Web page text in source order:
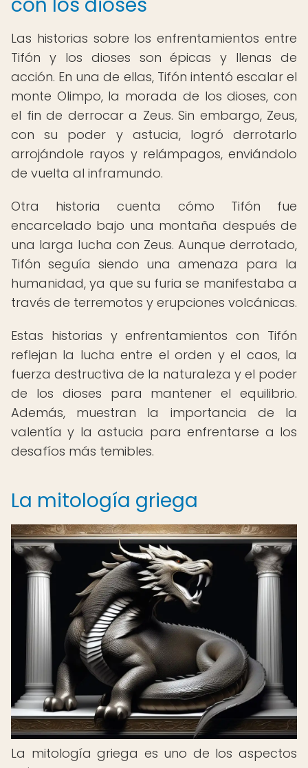
Las historias sobre los enfrentamientos entre
Tifón y los dioses son épicas y llenas de
acción. En una de ellas, Tifón intentó escalar el
monte Olimpo, la morada de los dioses, con
el fin de derrocar a Zeus. Sin embargo, Zeus,
con su poder y astucia, logró derrotarlo
arrojándole rayos y relámpagos, enviándolo
de vuelta al inframundo.
Otra historia cuenta cómo Tifón fue
encarcelado bajo una montaña después de
una larga lucha con Zeus. Aunque derrotado,
Tifón seguía siendo una amenaza para la
humanidad, ya que su furia se manifestaba a
través de terremotos y erupciones volcánicas.
Estas historias y enfrentamientos con Tifón
reflejan la lucha entre el orden y el caos, la
fuerza destructiva de la naturaleza y el poder
de los dioses para mantener el equilibrio.
Además, muestran la importancia de la
valentía y la astucia para enfrentarse a los
desafíos más temibles.
La mitología griega
La mitología griega es uno de los aspectos